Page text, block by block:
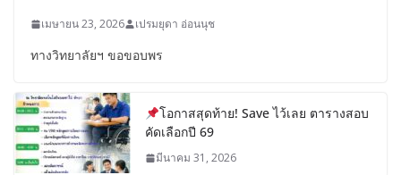
เมษายน 23, 2026 เปรมยุดา อ่อนนุช
ทางวิทยาลัยฯ ขอขอบพร
โอกาสสุดท้าย! Save ไว้เลย ตารางสอบ
คัดเลือกปี 69
มีนาคม 31, 2026